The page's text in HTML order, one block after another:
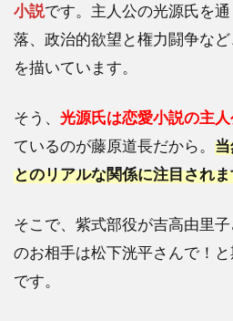
小説です。主人公の光源氏を
落、政治的欲望と権力闘争な
を描いています。
そう、 光源氏は恋愛小説の主人
ているのが藤原道長だから。
とのリアルな関係に注目され
そこで、紫式部役が吉高由里
のお相手は松下洸平さんで！
です。